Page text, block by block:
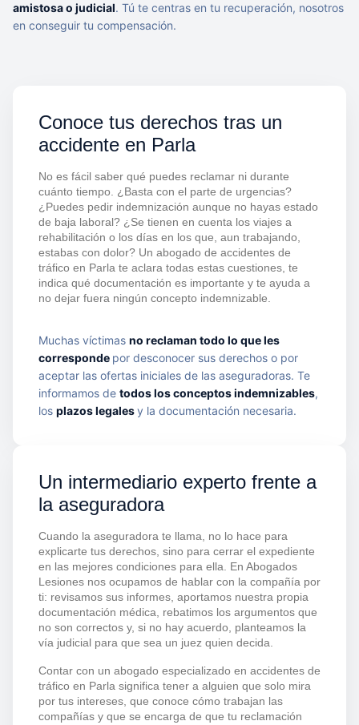
amistosa o judicial. Tú te centras en tu recuperación, nosotros
en conseguir tu compensación.
Conoce tus derechos tras un
accidente en Parla
No es fácil saber qué puedes reclamar ni durante
cuánto tiempo. ¿Basta con el parte de urgencias?
¿Puedes pedir indemnización aunque no hayas estado
de baja laboral? ¿Se tienen en cuenta los viajes a
rehabilitación o los días en los que, aun trabajando,
estabas con dolor? Un abogado de accidentes de
tráfico en Parla te aclara todas estas cuestiones, te
indica qué documentación es importante y te ayuda a
no dejar fuera ningún concepto indemnizable.
Muchas víctimas no reclaman todo lo que les
corresponde por desconocer sus derechos o por
aceptar las ofertas iniciales de las aseguradoras. Te
informamos de todos los conceptos indemnizables,
los plazos legalesy la documentación necesaria.
Un intermediario experto frente a
la aseguradora
Cuando la aseguradora te llama, no lo hace para
explicarte tus derechos, sino para cerrar el expediente
en las mejores condiciones para ella. En Abogados
Lesiones nos ocupamos de hablar con la compañía por
ti: revisamos sus informes, aportamos nuestra propia
documentación médica, rebatimos los argumentos que
no son correctos y, si no hay acuerdo, planteamos la
vía judicial para que sea un juez quien decida.
Contar con un abogado especializado en accidentes de
tráfico en Parla significa tener a alguien que solo mira
por tus intereses, que conoce cómo trabajan las
compañías y que se encarga de que tu reclamación